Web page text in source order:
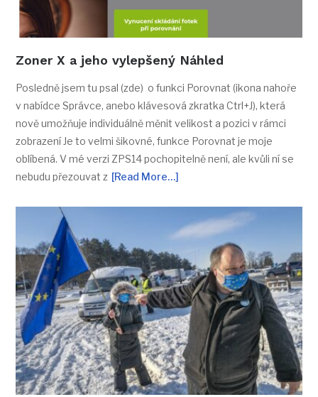
Zoner X a jeho vylepšený Náhled
Posledně jsem tu psal (zde) o funkci Porovnat (ikona nahoře
v nabídce Správce, anebo klávesová zkratka Ctrl+J), která
nově umožňuje individuálně měnit velikost a pozici v rámci
zobrazení Je to velmi šikovné, funkce Porovnat je moje
oblíbená. V mé verzi ZPS14 pochopitelně není, ale kvůli ní se
nebudu přezouvat z [Read More…]